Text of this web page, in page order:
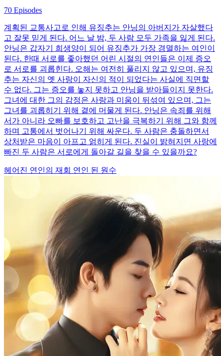
70 Episodes
계획된 교통사고로 인해 유징추는 안닝의 아버지가 자살했다
고 잘못 믿게 된다. 어느 날 밤, 두 사람 모두 가족을 잃게 된다.
안닝은 갑자기 희생양이 되어 유징추가 가장 경멸하는 여인이
된다. 한때 서로를 좋아했던 어린 시절의 연인들은 이제 증오
로 서로를 괴롭힌다. 오해는 여전히 풀리지 않고 있으며, 유징
추는 자신의 옛 사랑이 자신의 적이 되었다는 사실에 직면할
수 없다. 그는 증오를 놓지 못하고 안닝을 받아들이지 못한다.
그녀에 대한 그의 감정은 사랑과 미움이 뒤섞여 있으며, 그는
그녀를 괴롭히기 위해 곁에 머물게 된다. 안닝은 속죄를 위해
서가 아니라 오빠를 보호하고 고난을 극복하기 위해 그와 함께
하며 고통에서 벗어나기 위해 싸운다. 두 사람은 충돌하면서
상처받은 마음이 아프고 얽히게 된다. 진실이 밝혀지면 사랑에
빠진 두 사람은 서로에게 돌아갈 길을 찾을 수 있을까요?
헤어진 연인의 재회 연인 된 원수